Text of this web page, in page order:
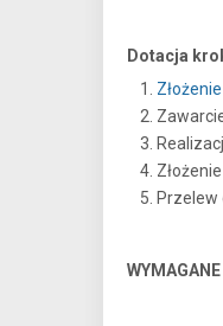
Dotacja
Przelew